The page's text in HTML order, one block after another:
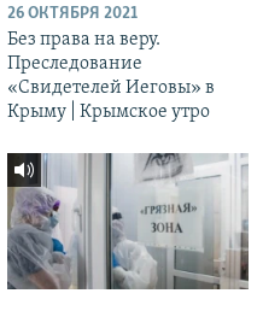
26 ОКТЯБРЯ 2021
Без права на веру.
Преследование
«Свидетелей Иеговы» в
Крыму | Крымское утро